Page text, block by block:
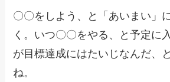
〇〇をしよう、と「あいまい」
く。いつ〇〇をやる、と予定に
が目標達成にはたいじなんだ、
ね。